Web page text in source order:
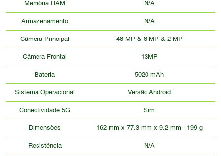
Memória RAM N/A
Armazenamento N/A
Câmera Principal 48 MP & 8 MP & 2 MP
Câmera Frontal 13MP
Bateria 5020 mAh
Sistema Operacional Versão Android
Conectividade 5G Sim
Dimensões 162 mm x 77.3 mm x 9.2 mm - 199 g
Resistência N/A